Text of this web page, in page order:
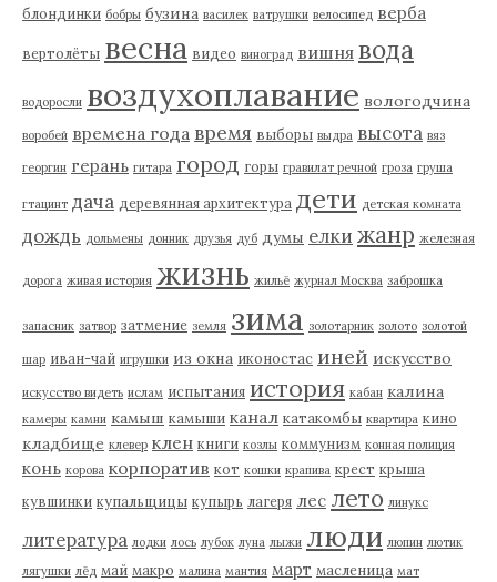
блондинки бобры бузина василек ватрушки велосипед верба
вертолёты весна видео виноград вишня вода
водоросли воздухоплавание вологодчина
воробей времена года время выборы выдра высота вяз
георгин герань гитара город горы гравилат речной гроза груша
гтацинт дача деревянная архитектура дети детская комната
дождь дольмены донник друзья дуб думы елки жанр железная
дорога живая история жизнь жильё журнал Москва заброшка
запасник затвор затмение земля зима золотарник золото золотой
шар иван-чай игрушки из окна иконостас иней искусство
искусство видеть ислам испытания история кабан калина
камеры камни камыш камыши канал катакомбы квартира кино
кладбище клевер клен книги козлы коммунизм конная полиция
конь корова корпоратив кот кошки крапива крест крыша
кувшинки купальщицы купырь лагеря лес лето линукс
литература лодки лось лубок луна лыжи люди люпин лютик
лягушки лёд май макро малина мантия март масленица мат